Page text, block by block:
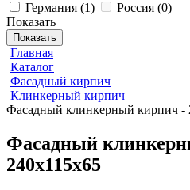
Германия (1) Россия (0)
Показать
Показать
Главная
Каталог
Фасадный кирпич
Клинкерный кирпич
Фасадный клинкерный кирпич -
Фасадный
240x115x65